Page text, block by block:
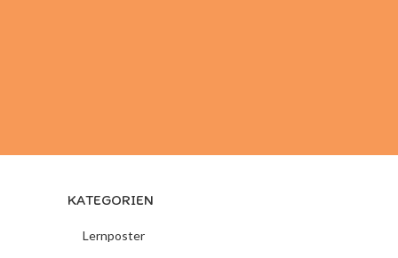
KATEGORIEN
Lernposter